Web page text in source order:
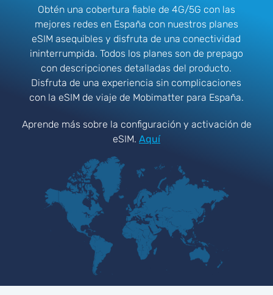
Obtén una cobertura fiable de 4G/5G con las
mejores redes en España con nuestros planes
eSIM asequibles y disfruta de una conectividad
ininterrumpida. Todos los planes son de prepago
con descripciones detalladas del producto.
Disfruta de una experiencia sin complicaciones
con la eSIM de viaje de Mobimatter para España.
Aprende más sobre la configuración y activación de
eSIM. Aquí